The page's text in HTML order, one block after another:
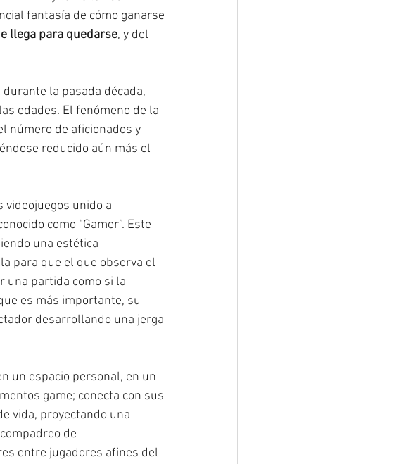
fantasía de cómo ganarse
llega para quedarse, y del
la pasada década,
edades. El fenómeno de la
número de aficionados y
reducido aún más el
videojuegos unido a
como “Gamer”. Este
una estética
para que el que observa el
una partida como si la
es más importante, su
desarrollando una jerga
un espacio personal, en un
game; conecta con sus
vida, proyectando una
de
entre jugadores afines del